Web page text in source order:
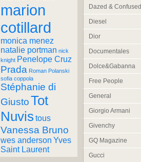
marion
cotillard
monica menez
natalie portman nick
knight Penelope Cruz
Prada Roman Polanski
sofia coppola
Stéphanie di
GiustoTot
Nuvis tous
Vanessa Bruno
wes anderson Yves
Saint Laurent
Dazed & Confused
Diesel
Dior
Documentales
Dolce&Gabanna
Free People
General
Giorgio Armani
Givenchy
GQ Magazine
Gucci